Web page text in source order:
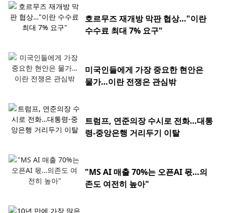
호르무즈 재개방 막판 협상…"이란
수수료 최대 7% 요구"
미국인들에게 가장 중요한 현안은
물가…이란 전쟁은 관심밖
트럼프, 연준의장 수시로 전화…대통
령-중앙은행 거리두기 이탈
"MS AI 매출 70%는 오픈AI 몫…의
존도 여전히 높아"